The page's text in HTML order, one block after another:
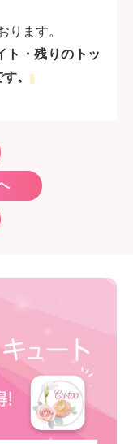
ります。
ト・残りのトッ
。